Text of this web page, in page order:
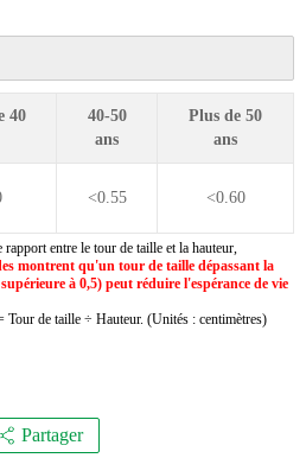
40
40-50
ans
Plus de 50
ans
<0.55 <0.60
entre le tour de taille et la hauteur,
montrent qu'un tour de taille dépassant la
à 0,5) peut réduire l'espérance de vie
de taille ÷ Hauteur. (Unités : centimètres)
Partager